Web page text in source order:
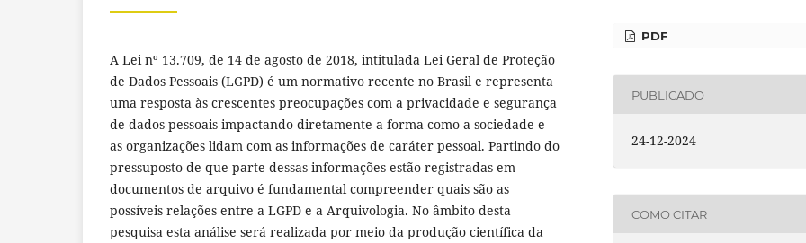
A Lei nº 13.709, de 14 de agosto de 2018, intitulada Lei Geral de Proteção
de Dados Pessoais (LGPD) é um normativo recente no Brasil e representa
uma resposta às crescentes preocupações com a privacidade e segurança
de dados pessoais impactando diretamente a forma como a sociedade e
as organizações lidam com as informações de caráter pessoal. Partindo do
pressuposto de que parte dessas informações estão registradas em
documentos de arquivo é fundamental compreender quais são as
possíveis relações entre a LGPD e a Arquivologia. No âmbito desta
pesquisa esta análise será realizada por meio da produção científica da
PDF
PUBLICADO
24-12-2024
COMO CITAR